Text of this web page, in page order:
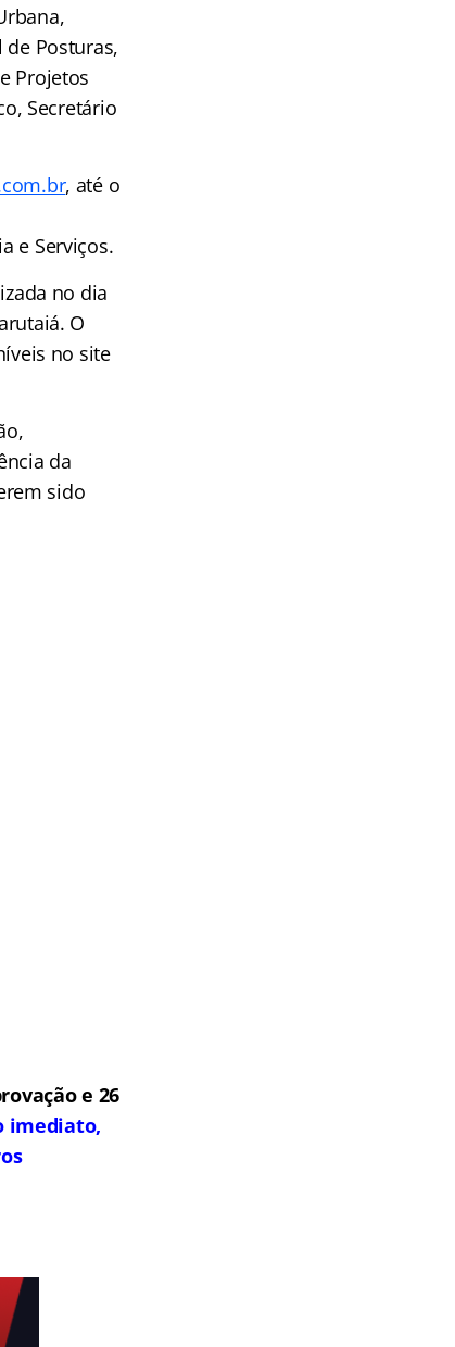
de Posturas,
Projetos
Secretário
, até o
e Serviços.
no dia
O
no site
da
sido
e 26
imediato,